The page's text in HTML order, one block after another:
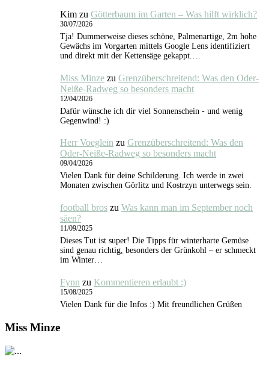
Kim zu Götterbaum im Garten – Was hilft wirklich?
30/07/2026
Tja! Dummerweise dieses schöne, Palmenartige, 2m hohe
Gewächs im Vorgarten mittels Google Lens identifiziert
und direkt mit der Kettensäge gekappt.…
Miss Minze zu Grenzüberschreitend: Was den Oder-
Neiße-Radweg so besonders macht
12/04/2026
Dafür wünsche ich dir viel Sonnenschein - und wenig
Gegenwind! :)
Herr Voeglein zu Grenzüberschreitend: Was den
Oder-Neiße-Radweg so besonders macht
09/04/2026
Vielen Dank für deine Schilderung. Ich werde in zwei
Monaten zwischen Görlitz und Kostrzyn unterwegs sein.
football bros zu Was kann man im September noch
säen?
11/09/2025
Dieses Tut ist super! Die Tipps für winterharte Gemüse
sind genau richtig, besonders der Grünkohl – er schmeckt
im Winter…
Fynn zu Kommentieren erlaubt :)
15/08/2025
Vielen Dank für die Infos :) Mit freundlichen Grüßen
Miss Minze